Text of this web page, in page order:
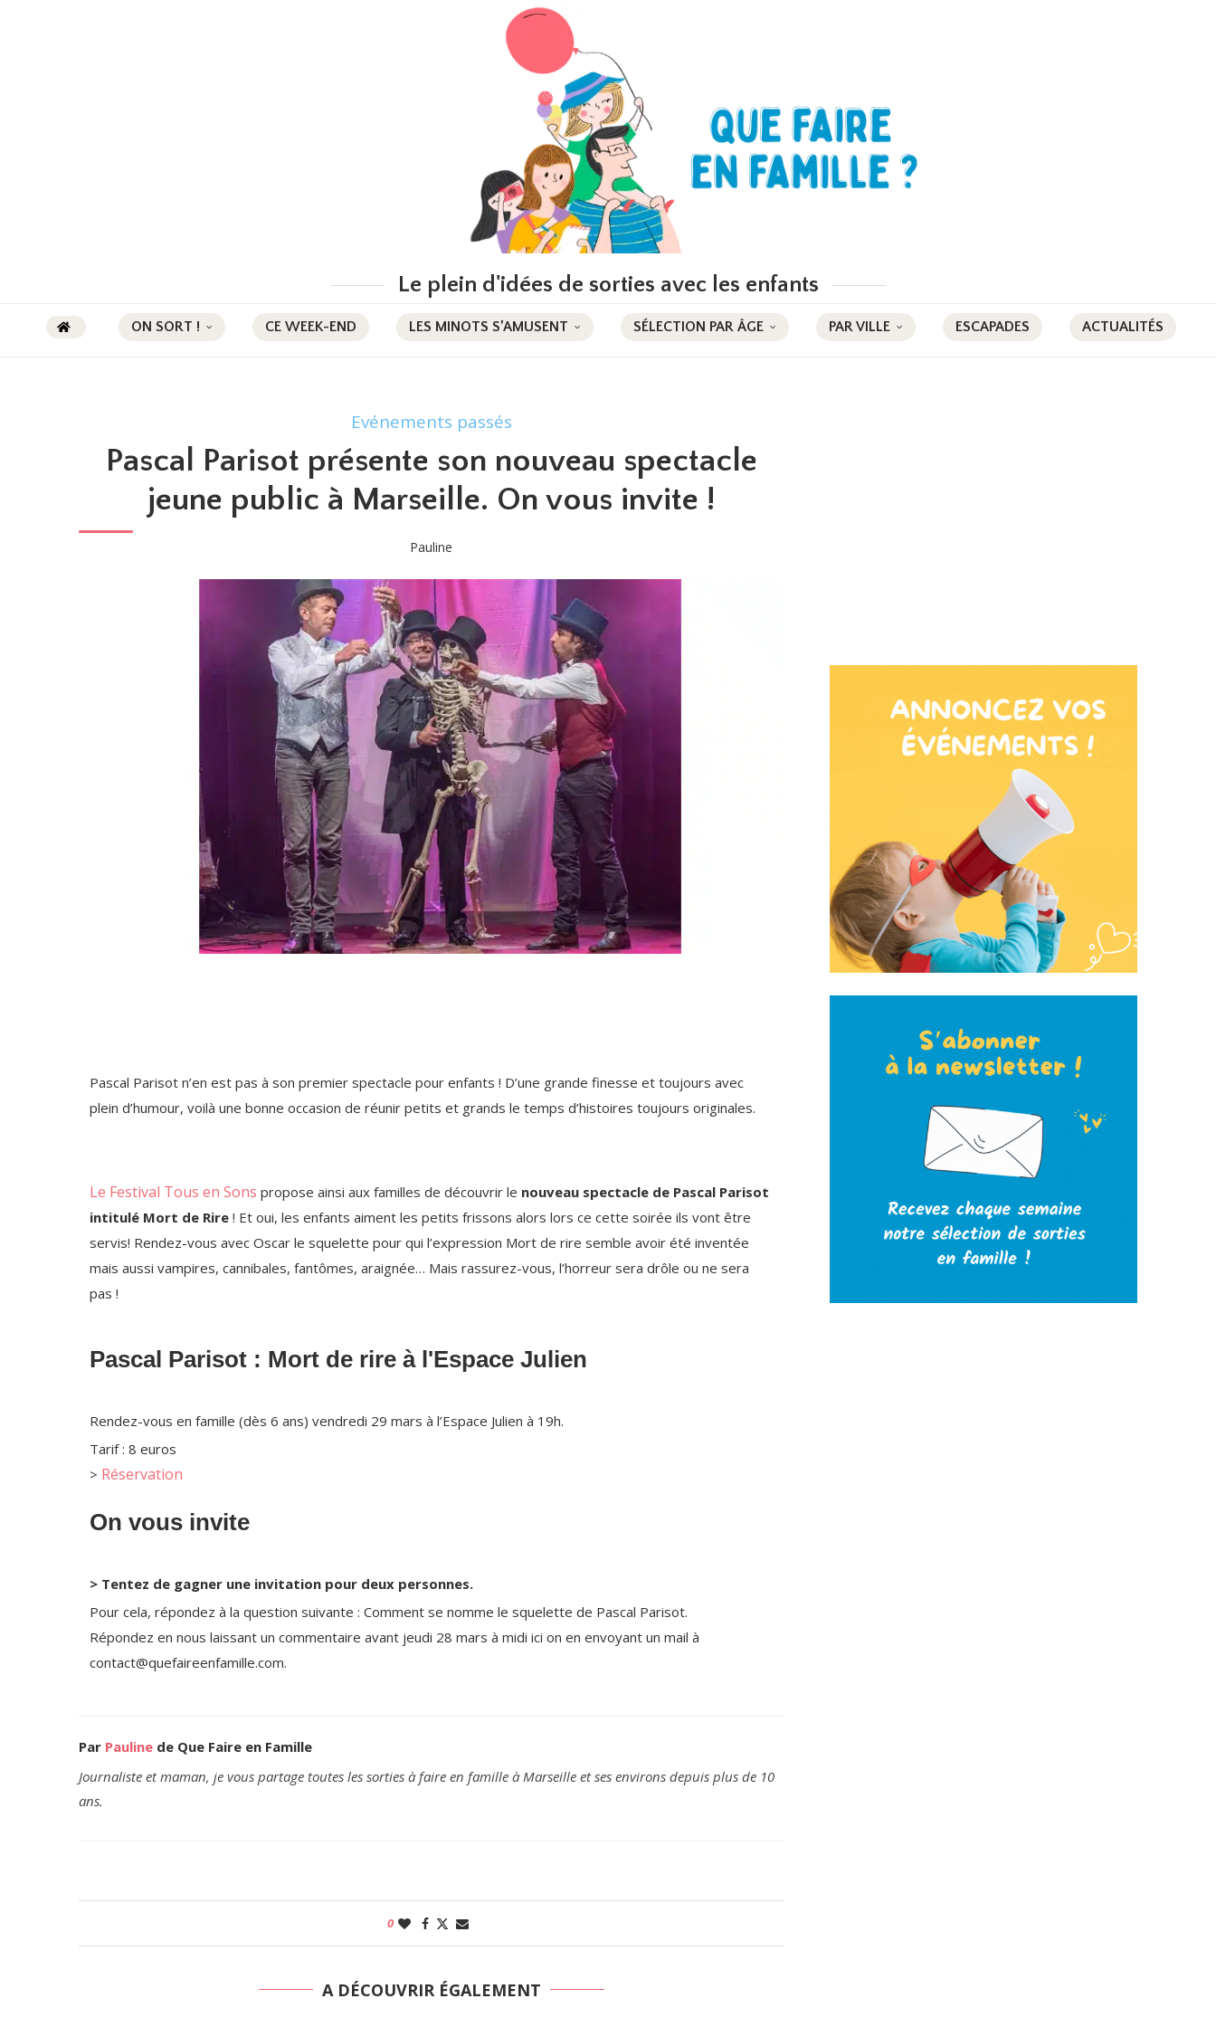
Le plein d'idées de sorties avec les enfants
ON SORT ! CE WEEK-END LES MINOTS S’AMUSENT SÉLECTION PAR ÂGE PAR VILLE ESCAPADES ACTUALITÉS
Evénements passés
Pascal Parisot présente son nouveau spectacle
jeune public à Marseille. On vous invite !
Pauline
Pascal Parisot n’en est pas à son premier spectacle pour enfants ! D’une grande finesse et toujours avec
plein d’humour, voilà une bonne occasion de réunir petits et grands le temps d’histoires toujours originales.
Le Festival Tous en Sons propose ainsi aux familles de découvrir le nouveau spectacle de Pascal Parisot
intitulé Mort de Rire ! Et oui, les enfants aiment les petits frissons alors lors ce cette soirée ils vont être
servis! Rendez-vous avec Oscar le squelette pour qui l’expression Mort de rire semble avoir été inventée
mais aussi vampires, cannibales, fantômes, araignée… Mais rassurez-vous, l’horreur sera drôle ou ne sera
pas !
Pascal Parisot : Mort de rire à l'Espace Julien
Rendez-vous en famille (dès 6 ans) vendredi 29 mars à l’Espace Julien à 19h.
Tarif : 8 euros
> Réservation
On vous invite
> Tentez de gagner une invitation pour deux personnes.
Pour cela, répondez à la question suivante : Comment se nomme le squelette de Pascal Parisot.
Répondez en nous laissant un commentaire avant jeudi 28 mars à midi ici on en envoyant un mail à
contact@quefaireenfamille.com.
Par Pauline de Que Faire en Famille
Journaliste et maman, je vous partage toutes les sorties à faire en famille à Marseille et ses environs depuis plus de 10
ans.
0
A DÉCOUVRIR ÉGALEMENT